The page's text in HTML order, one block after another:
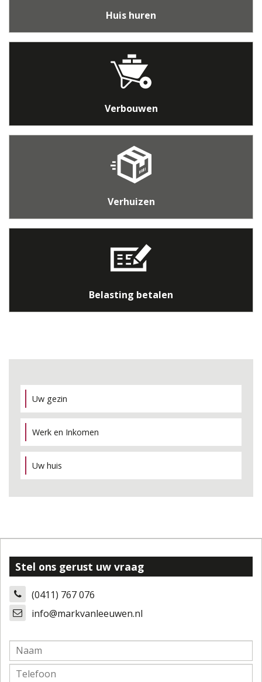
Huis huren
Verbouwen
Verhuizen
Belasting betalen
Uw gezin
Werk en Inkomen
Uw huis
Stel ons gerust uw vraag
(0411) 767 076
info@markvanleeuwen.nl